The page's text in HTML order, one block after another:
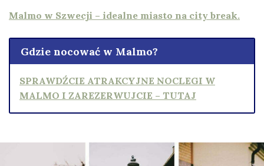
Malmo w Szwecji – idealne miasto na city break.
Gdzie nocować w Malmo?
SPRAWDŹCIE ATRAKCYJNE NOCLEGI W
MALMO I ZAREZERWUJCIE – TUTAJ